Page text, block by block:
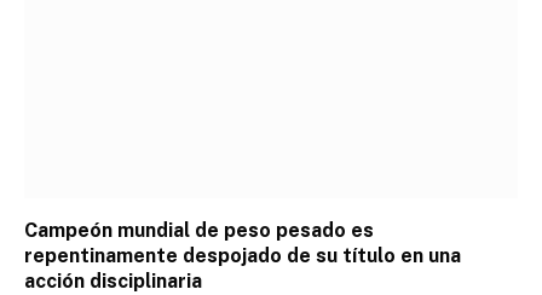
Campeón mundial de peso pesado es
repentinamente despojado de su título en una
acción disciplinaria